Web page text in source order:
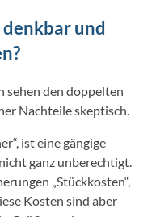
und
sehen den doppelten
Nachteile skeptisch.
ist eine gängige
ganz unberechtigt.
„Stückkosten“,
Kosten sind aber